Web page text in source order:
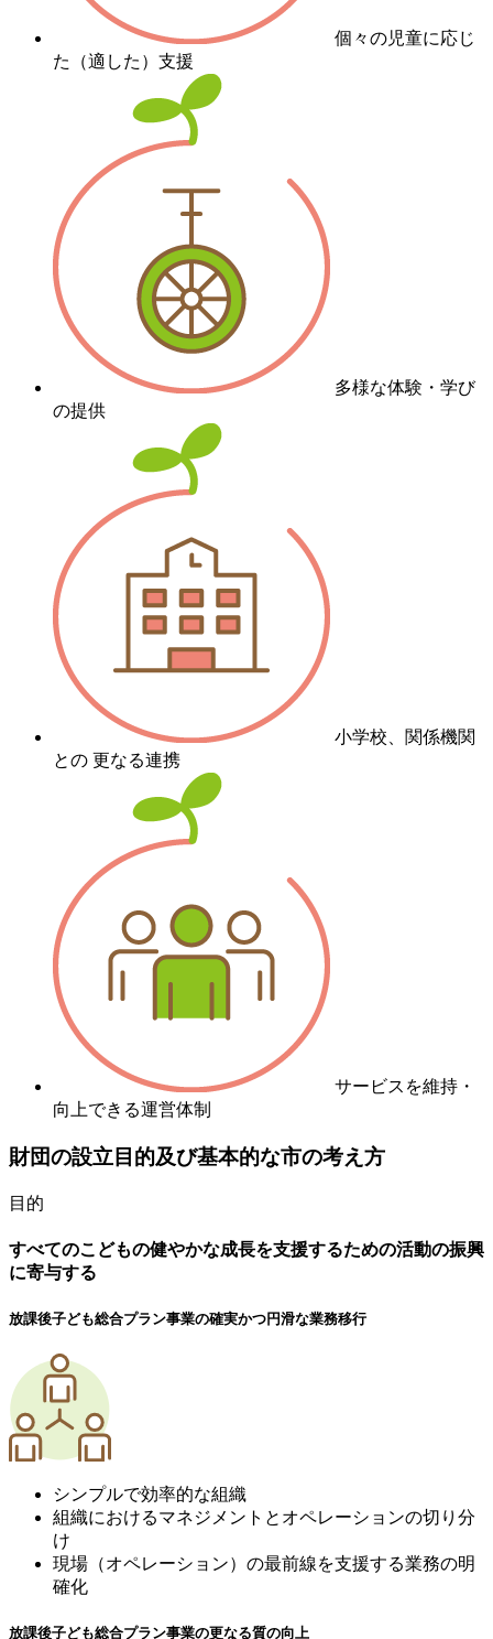
個々の児童に応じ
た（適した）支援
多様な体験・学び
の提供
小学校、関係機関
との 更なる連携
サービスを維持・
向上できる運営体制
財団の設立目的及び基本的な市の考え方
目的
すべてのこどもの健やかな成長を支援するための活動の振興
に寄与する
放課後子ども総合プラン事業の確実かつ円滑な業務移行
シンプルで効率的な組織
組織におけるマネジメントとオペレーションの切り分
け
現場（オペレーション）の最前線を支援する業務の明
確化
放課後子ども総合プラン事業の更なる質の向上